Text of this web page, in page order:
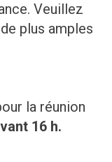
Veuillez
plus amples
la réunion
16 h.